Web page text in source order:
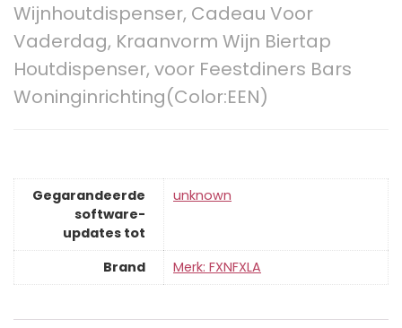
Wijnhoutdispenser, Cadeau Voor
Vaderdag, Kraanvorm Wijn Biertap
Houtdispenser, voor Feestdiners Bars
Woninginrichting(Color:EEN)
Gegarandeerde
software-
updates tot
‎unknown
Brand Merk: FXNFXLA